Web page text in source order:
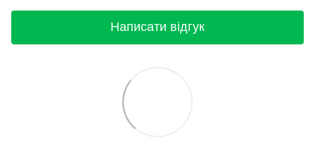
Написати відгук